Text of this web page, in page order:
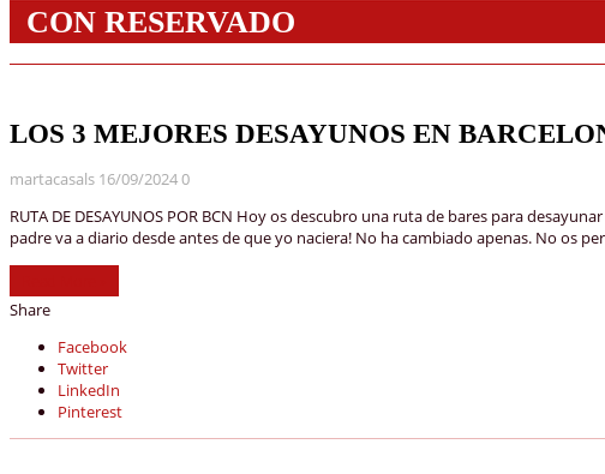
CON RESERVADO
LOS 3 MEJORES DESAYUNOS EN
martacasals 16/09/20240
RUTA DE DESAYUNOS POR BCN Hoy os descubro una ruta de bares para
padre va a diario desde antes de que yo naciera! No ha cambiado apenas. No os
Share
Facebook
Twitter
LinkedIn
Pinterest